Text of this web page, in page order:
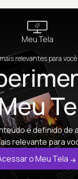
Meu Tela
relevantes para você
é definido de
relevante para
o Meu Tela